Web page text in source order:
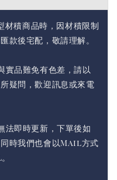
材積商品時，因材積限制
款後宅配，敬請理解。
實品難免有色差，請以
疑問，歡迎訊息或來電
法即時更新，下單後如
時我們也會以Mail方式